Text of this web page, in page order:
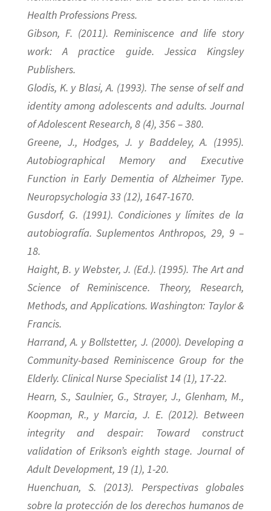
Health Professions Press.
Gibson, F. (2011). Reminiscence and life story
work: A practice guide. Jessica Kingsley
Publishers.
Glodis, K. y Blasi, A. (1993). The sense of self and
identity among adolescents and adults. Journal
of Adolescent Research, 8 (4), 356 – 380.
Greene, J., Hodges, J. y Baddeley, A. (1995).
Autobiographical Memory and Executive
Function in Early Dementia of Alzheimer Type.
Neuropsychologia 33 (12), 1647-1670.
Gusdorf, G. (1991). Condiciones y límites de la
autobiografía. Suplementos Anthropos, 29, 9 –
18.
Haight, B. y Webster, J. (Ed.). (1995). The Art and
Science of Reminiscence. Theory, Research,
Methods, and Applications. Washington: Taylor &
Francis.
Harrand, A. y Bollstetter, J. (2000). Developing a
Community-based Reminiscence Group for the
Elderly. Clinical Nurse Specialist 14 (1), 17-22.
Hearn, S., Saulnier, G., Strayer, J., Glenham, M.,
Koopman, R., y Marcia, J. E. (2012). Between
integrity and despair: Toward construct
validation of Erikson’s eighth stage. Journal of
Adult Development, 19 (1), 1-20.
Huenchuan, S. (2013). Perspectivas globales
sobre la protección de los derechos humanos de